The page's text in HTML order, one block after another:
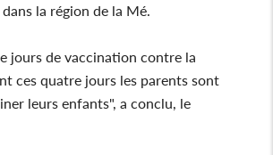
la région de la Mé.
jours de vaccination contre la
ces quatre jours les parents sont
leurs enfants", a conclu, le